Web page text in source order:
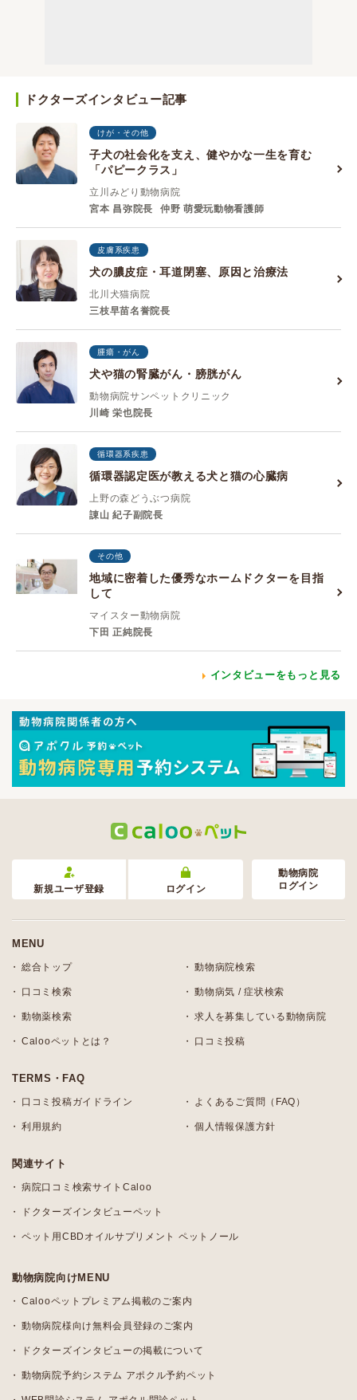
ドクターズインタビュー記事
けが・その他
子犬の社会化を支え、健やかな一生を育む
「パピークラス」
立川みどり動物病院
宮本 昌弥院長
仲野 萌愛玩動物看護師
皮膚系疾患
犬の膿皮症・耳道閉塞、原因と治療法
北川犬猫病院
三枝早苗名誉院長
腫瘍・がん
犬や猫の腎臓がん・膀胱がん
動物病院サンペットクリニック
川崎 栄也院長
循環器系疾患
循環器認定医が教える犬と猫の心臓病
上野の森どうぶつ病院
諌山 紀子副院長
その他
地域に密着した優秀なホームドクターを目指
して
マイスター動物病院
下田 正純院長
インタビューをもっと見る
新規ユーザ登録 ログイン
動物病院
ログイン
MENU
総合トップ 動物病院検索
口コミ検索 動物病気 / 症状検索
動物薬検索 求人を募集している動物病院
Calooペットとは？ 口コミ投稿
TERMS・FAQ
口コミ投稿ガイドライン よくあるご質問（FAQ）
利用規約 個人情報保護方針
関連サイト
病院口コミ検索サイトCaloo
ドクターズインタビューペット
ペット用CBDオイルサプリメント ペットノール
動物病院向けMENU
Calooペットプレミアム掲載のご案内
動物病院様向け無料会員登録のご案内
ドクターズインタビューの掲載について
動物病院予約システム アポクル予約ペット